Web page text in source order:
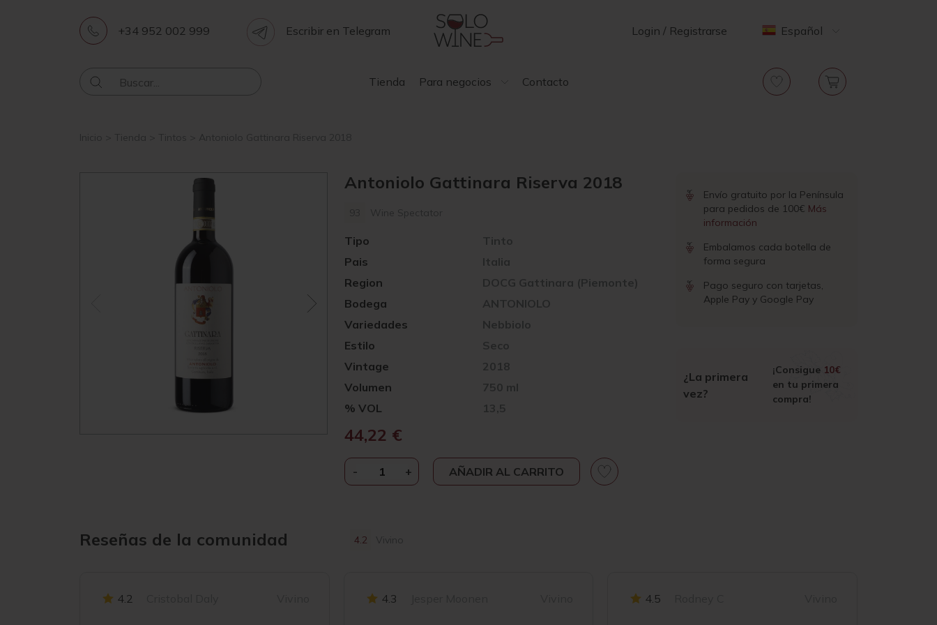
+34 952 002 999 Escribir en Telegram Login / Registrarse Español
Tienda Para negocios Contacto
Inicio Tienda Tintos Antoniolo Gattinara Riserva 2018
Antoniolo Gattinara Riserva 2018
Wine Spectator
Pais Italia
Vintage 2018
Region DOCG Gattinara (Piemonte)
Volumen 750 ml
Bodega ANTONIOLO
% VOL 13,5
Variedades
Nebbiolo
Estilo
Seco
Tipo Tinto
44,22 €
-ANTONIOLO
GATTINARA
CANTIDAD
+ AÑADIR AL CARRITO
Envío gratuito por la Península
para pedidos de 100€ Más
información
Embalamos cada botella de
forma segura
Pago seguro con tarjetas,
Apple Pay y Google Pay
¿La primera
vez?
¡Consigue 10€
en tu primera
compra!
Reseñas de la comunidad 4.2 Vivino
4.2 4.3 4.5